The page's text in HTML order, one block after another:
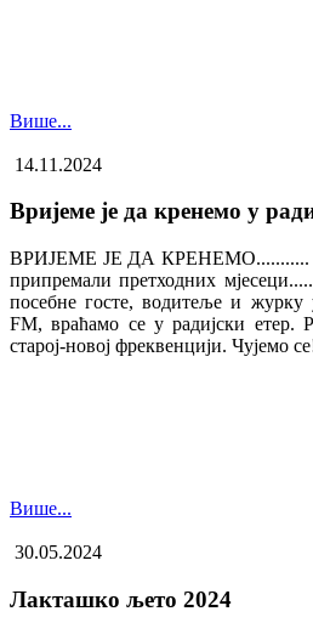
Више...
14.11.2024
Вријеме је да кренемо у
ВРИЈЕМЕ ЈЕ ДА КРЕНЕМО........... у
припремали претходних
посебне госте, водитеље и
FM, враћамо се у радијски етер.
старој-новој фреквенцији. Чујемо
Више...
30.05.2024
Лакташко љето 2024